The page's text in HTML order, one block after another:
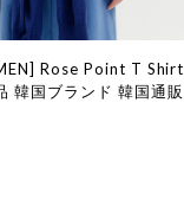
Rose Point T Shirt
韓国ブランド 韓国通販